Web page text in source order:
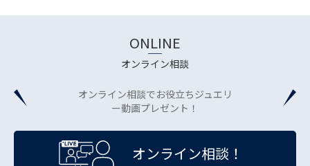
ONLINE
オンライン相談
オンライン相談でお役立ちジュエリ
ー動画プレゼント！
オンライン相談！